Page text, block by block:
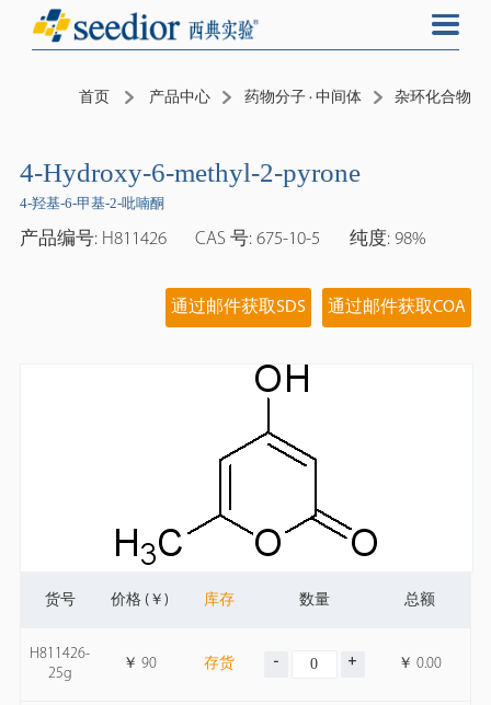
首页 产品中心 药物分子 · 中间体 杂环化合物
4-Hydroxy-6-methyl-2-pyrone
4-羟基-6-甲基-2-吡喃酮
产品编号: H811426 CAS 号: 675-10-5 纯度: 98%
通过邮件获取COA
通过邮件获取SDS
货号 价格 (￥) 库存 数量 总额
H811426-
25g
￥ 90 存货 ￥ 0.00